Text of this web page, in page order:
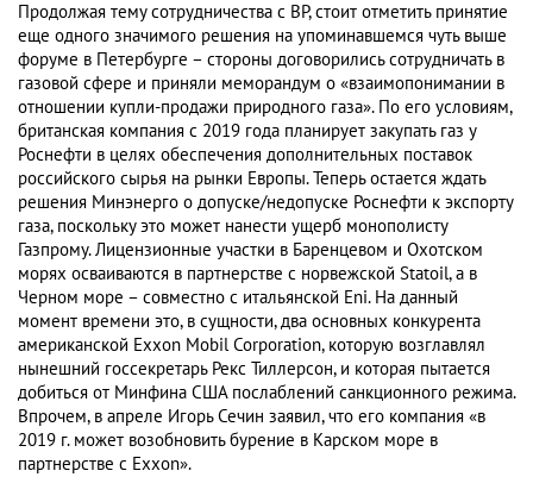
Продолжая тему сотрудничества с BP, стоит отметить принятие
еще одного значимого решения на упоминавшемся чуть выше
форуме в Петербурге – стороны договорились сотрудничать в
газовой сфере и приняли меморандум о «взаимопонимании в
отношении купли-продажи природного газа». По его условиям,
британская компания с 2019 года планирует закупать газ у
Роснефти в целях обеспечения дополнительных поставок
российского сырья на рынки Европы. Теперь остается ждать
решения Минэнерго о допуске/недопуске Роснефти к экспорту
газа, поскольку это может нанести ущерб монополисту
Газпрому. Лицензионные участки в Баренцевом и Охотском
морях осваиваются в партнерстве с норвежской Statoil, а в
Черном море – совместно с итальянской Eni. На данный
момент времени это, в сущности, два основных конкурента
американской Exxon Mobil Corporation, которую возглавлял
нынешний госсекретарь Рекс Тиллерсон, и которая пытается
добиться от Минфина США послаблений санкционного режима.
Впрочем, в апреле Игорь Сечин заявил, что его компания «в
2019 г. может возобновить бурение в Карском море в
партнерстве с Exxon».